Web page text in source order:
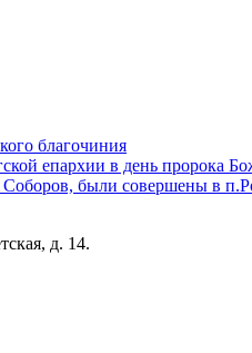
благочиния
епархии в день пророка
были совершены в
д. 14.